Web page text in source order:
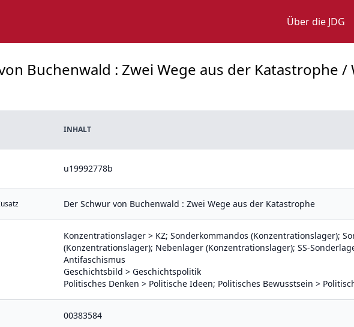
Über die JDG
Buchenwald : Zwei Wege aus der Katastrophe /
INHALT
u19992778b
Der Schwur von Buchenwald : Zwei Wege aus der Katastrophe
Konzentrationslager > KZ; Sonderkommandos (Konzentrationslager);
(Konzentrationslager); Nebenlager (Konzentrationslager); SS-
Antifaschismus
Geschichtsbild > Geschichtspolitik
Politisches Denken > Politische Ideen; Politisches Bewusstsein >
00383584